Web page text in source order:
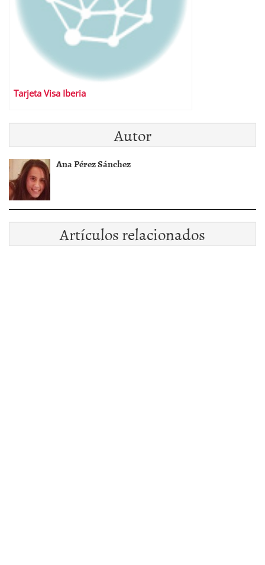
Tarjeta Visa Iberia
Autor
Ana Pérez Sánchez
Artículos relacionados